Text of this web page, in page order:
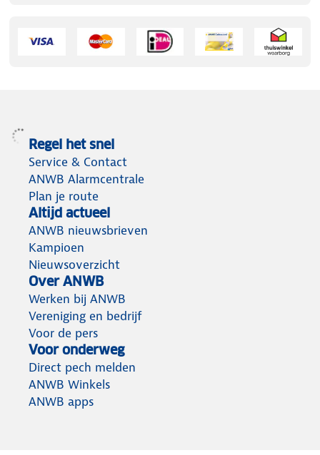
Regel het snel
Service & Contact
ANWB Alarmcentrale
Plan je route
Altijd actueel
ANWB nieuwsbrieven
Kampioen
Nieuwsoverzicht
Over ANWB
Werken bij ANWB
Vereniging en bedrijf
Voor de pers
Voor onderweg
Direct pech melden
ANWB Winkels
ANWB apps